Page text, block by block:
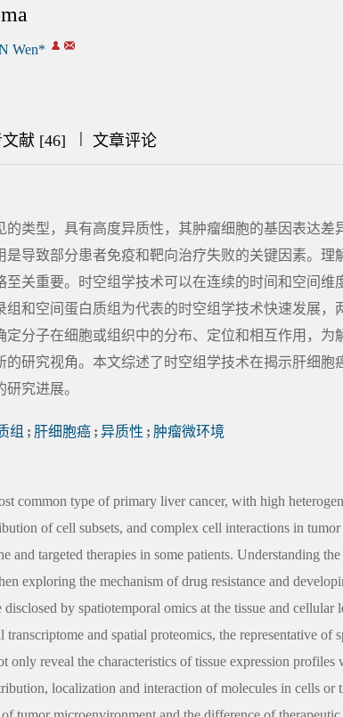
Wen*
献 [46] |||| 文章评论
的类型，具有高度异质性，其肿瘤细胞的基因表达差
导致部分患者免疫和靶向治疗失败的关键因素。理
至关重要。时空组学技术可以在连续的时间和空间维
组和空间蛋白质组为代表的时空组学技术快速发展，
定分子在细胞或组织中的分布、定位和相互作用，为
的研究视角。本文综述了时空组学技术在揭示肝细胞
究进展。
组 ; 肝细胞癌 ; 异质性 ; 肿瘤微环境
common type of primary liver cancer, with high
of cell subsets, and complex cell interactions in
and targeted therapies in some patients. Understanding
exploring the mechanism of drug resistance and
by spatiotemporal omics at the tissue and cellular
transcriptome and spatial proteomics, the representative of
only reveal the characteristics of tissue expression
localization and interaction of molecules in cells or